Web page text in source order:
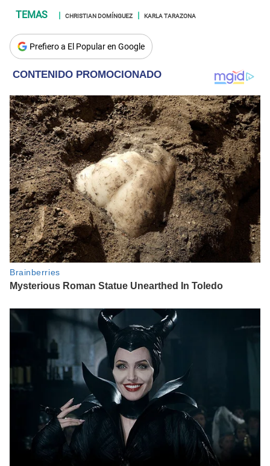
CHRISTIAN DOMÍNGUEZ KARLA TARAZONA
Prefiero a El Popular en Google